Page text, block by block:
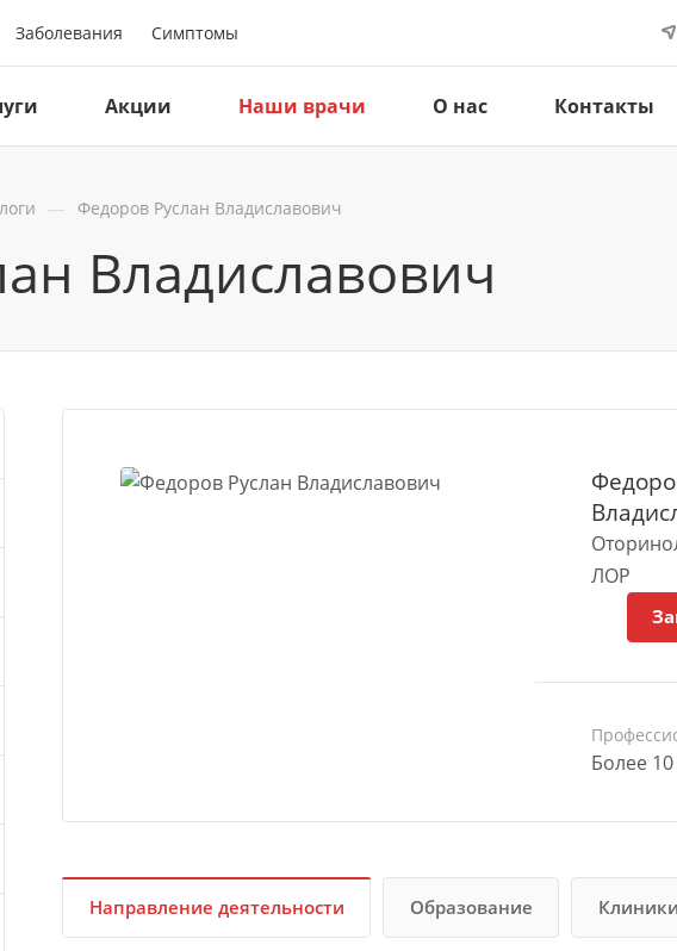
Заболевания Симптомы
Акции Наши врачи О нас Контакты
— Федоров Руслан Владиславович
Владиславович
ЛОР
Более 10
Направление деятельности Образование Клиники